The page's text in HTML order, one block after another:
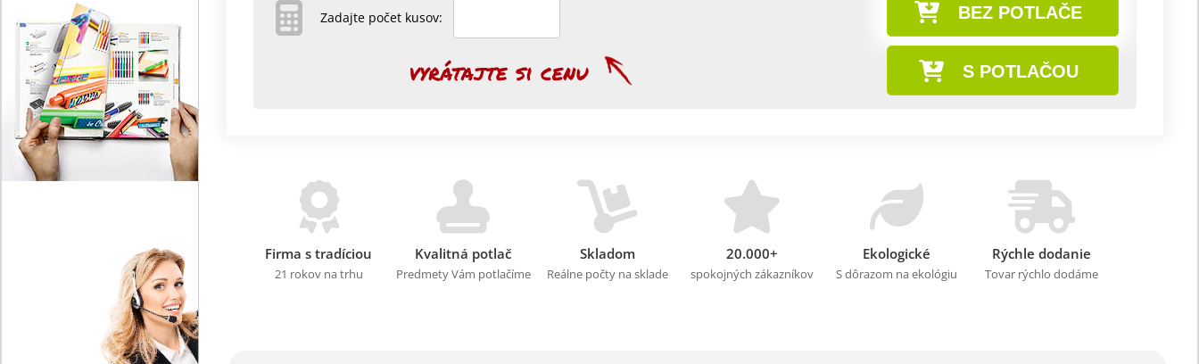
BEZ POTLAČE
S POTLAČOU
Zadajte počet kusov:
Firma s tradíciou
21 rokov na trhu
Kvalitná potlač
Predmety Vám potlačíme
Skladom
Reálne počty na sklade
20.000+
spokojných zákazníkov
Ekologické
S dôrazom na ekológiu
Rýchle dodanie
Tovar rýchlo dodáme